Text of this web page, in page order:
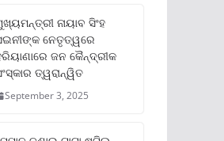
ନାୟାବ ସିଂହ
ନେତୃତ୍ୱରେ
ଜନ କୈନ୍ଦ୍ରୀକ
ତ୍ୱରାନ୍ୱିତ
September 3, 2025